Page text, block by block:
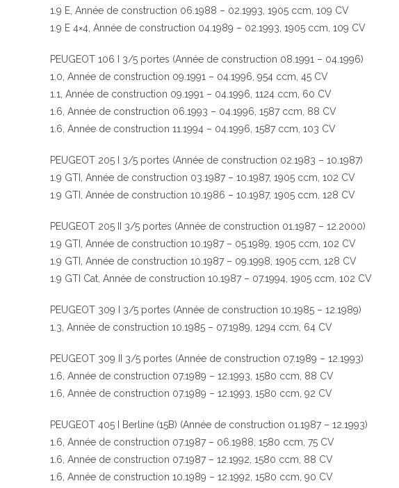
1.9 E, Année de construction 06.1988 – 02.1993, 1905 ccm, 109 CV
1.9 E 4×4, Année de construction 04.1989 – 02.1993, 1905 ccm, 109 CV
PEUGEOT 106 I 3/5 portes (Année de construction 08.1991 – 04.1996)
1.0, Année de construction 09.1991 – 04.1996, 954 ccm, 45 CV
1.1, Année de construction 09.1991 – 04.1996, 1124 ccm, 60 CV
1.6, Année de construction 06.1993 – 04.1996, 1587 ccm, 88 CV
1.6, Année de construction 11.1994 – 04.1996, 1587 ccm, 103 CV
PEUGEOT 205 I 3/5 portes (Année de construction 02.1983 – 10.1987)
1.9 GTI, Année de construction 03.1987 – 10.1987, 1905 ccm, 102 CV
1.9 GTI, Année de construction 10.1986 – 10.1987, 1905 ccm, 128 CV
PEUGEOT 205 II 3/5 portes (Année de construction 01.1987 – 12.2000)
1.9 GTI, Année de construction 10.1987 – 05.1989, 1905 ccm, 102 CV
1.9 GTI, Année de construction 10.1987 – 09.1998, 1905 ccm, 128 CV
1.9 GTI Cat, Année de construction 10.1987 – 07.1994, 1905 ccm, 102 CV
PEUGEOT 309 I 3/5 portes (Année de construction 10.1985 – 12.1989)
1.3, Année de construction 10.1985 – 07.1989, 1294 ccm, 64 CV
PEUGEOT 309 II 3/5 portes (Année de construction 07.1989 – 12.1993)
1.6, Année de construction 07.1989 – 12.1993, 1580 ccm, 88 CV
1.6, Année de construction 07.1989 – 12.1993, 1580 ccm, 92 CV
PEUGEOT 405 I Berline (15B) (Année de construction 01.1987 – 12.1993)
1.6, Année de construction 07.1987 – 06.1988, 1580 ccm, 75 CV
1.6, Année de construction 07.1987 – 12.1992, 1580 ccm, 88 CV
1.6, Année de construction 10.1989 – 12.1992, 1580 ccm, 90 CV